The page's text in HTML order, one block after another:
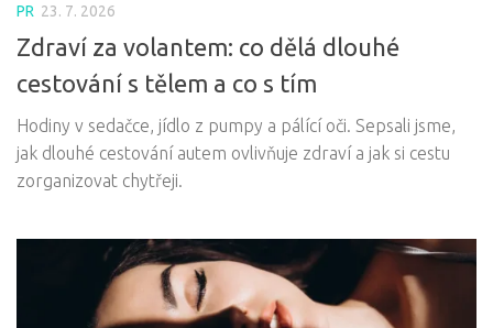
PR 23. 7. 2026
Zdraví za volantem: co dělá dlouhé
cestování s tělem a co s tím
Hodiny v sedačce, jídlo z pumpy a pálící oči. Sepsali jsme,
jak dlouhé cestování autem ovlivňuje zdraví a jak si cestu
zorganizovat chytřeji.